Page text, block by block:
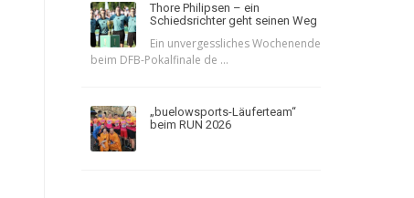
Thore Philipsen – ein
Schiedsrichter geht seinen Weg
Ein unvergessliches Wochenende
beim DFB-Pokalfinale de ...
„buelowsports-Läuferteam“
beim RUN 2026